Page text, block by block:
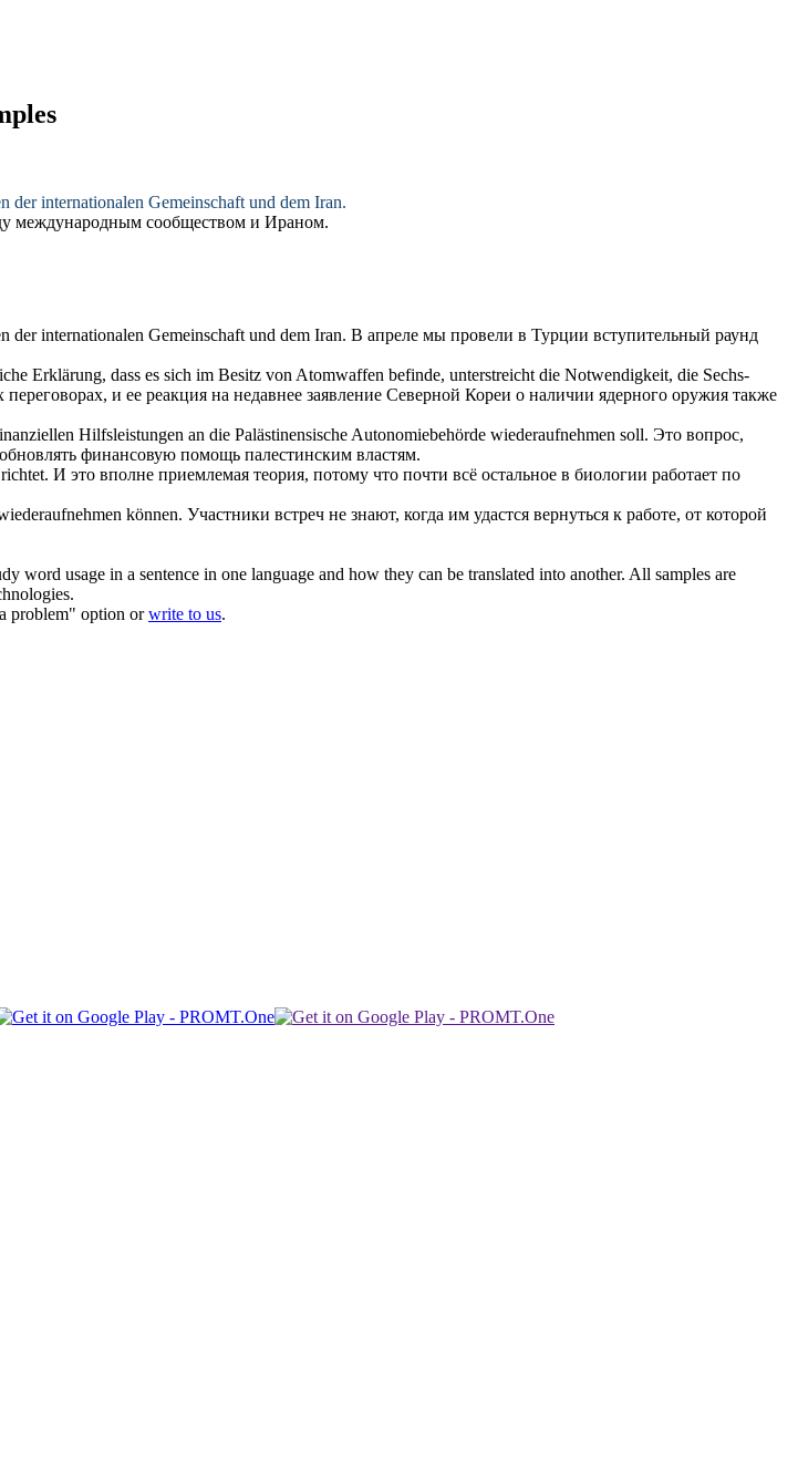
der internationalen Gemeinschaft und dem Iran.
международным сообществом и Ираном.
der internationalen Gemeinschaft und dem Iran. В апреле мы провели в Турции вступительный раунд
Erklärung, dass es sich im Besitz von Atomwaffen befinde, unterstreicht die Notwendigkeit, die Sechs-
переговорах, и ее реакция на недавнее заявление Северной Кореи о наличии ядерного оружия также
Hilfsleistungen an die Palästinensische Autonomiebehörde wiederaufnehmen soll. Это вопрос,
финансовую помощь палестинским властям.
И это вполне приемлемая теория, потому что почти всё остальное в биологии работает по
können. Участники встреч не знают, когда им удастся вернуться к работе, от которой
usage in a sentence in one language and how they can be translated into another. All samples are
problem" option orwrite to us.